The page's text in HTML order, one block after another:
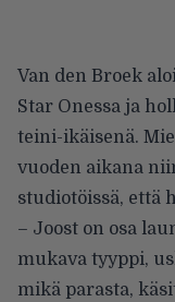
Van den Broek
Star Onessa ja
teini-ikäisenä.
vuoden aikana
studiotöissä, että
– Joost on osa
mukava tyyppi,
mikä parasta,